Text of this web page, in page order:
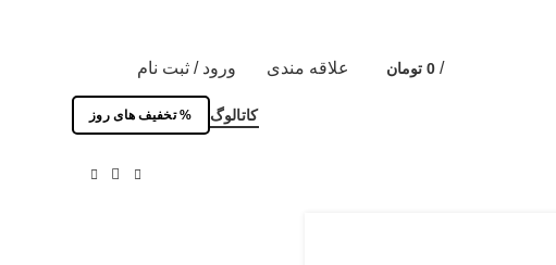
/
0 تومان علاقه مندی ورود / ثبت نام
کاتالوگ % تخفیف های روز